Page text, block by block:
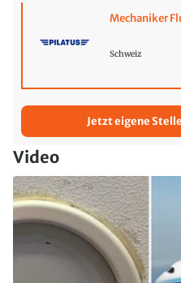
Mechaniker
Schweiz
Jetzt eigene
Video